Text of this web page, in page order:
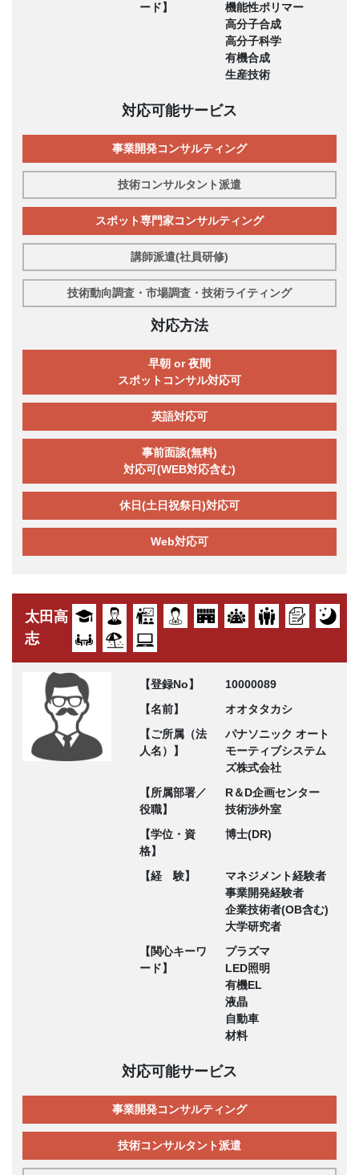
ード】
機能性ポリマー
高分子合成
高分子科学
有機合成
生産技術
対応可能サービス
事業開発コンサルティング
技術コンサルタント派遣
スポット専門家コンサルティング
講師派遣(社員研修)
技術動向調査・市場調査・技術ライティング
対応方法
早朝 or 夜間
スポットコンサル対応可
英語対応可
事前面談(無料)
対応可(WEB対応含む)
休日(土日祝祭日)対応可
Web対応可
太田高
志
【登録No】
10000089
【名前】
オオタタカシ
【ご所属（法
人名）】
パナソニック オート
モーティブシステム
ズ株式会社
【所属部署／
役職】
R＆D企画センター
技術渉外室
【学位・資
格】
博士(DR)
【経 験】
マネジメント経験者
事業開発経験者
企業技術者(OB含む)
大学研究者
【関心キーワ
ード】
プラズマ
LED照明
有機EL
液晶
自動車
材料
対応可能サービス
事業開発コンサルティング
技術コンサルタント派遣